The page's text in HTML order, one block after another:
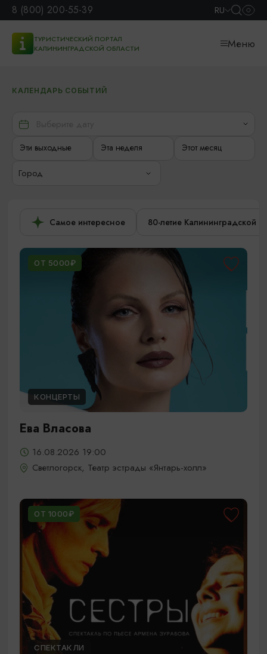
8 (800) 200-55-39 RU
ТУРИСТИЧЕСКИЙ ПОРТАЛ
КАЛИНИНГРАДСКОЙ ОБЛАСТИ
Меню
КАЛЕНДАРЬ СОБЫТИЙ
Эти выходные Эта неделя Этот месяц
Город
Самое интересное 80-летие Калининградской
ОТ 5000₽
КОНЦЕРТЫ
Ева Власова
16.08.2026 19:00
Светлогорск, Театр эстрады «Янтарь-холл»
ОТ 1000₽
СПЕКТАКЛИ